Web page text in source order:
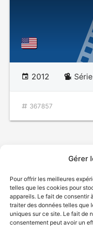
Gérer
Pour offrir les meilleures
telles que les cookies pour
appareils. Le fait de consentir
traiter des données telles que
uniques sur ce site. Le fait de
consentement peut avoir un
2012
367857